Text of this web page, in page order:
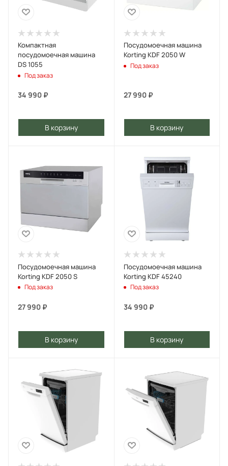
Компактная
посудомоечная машина
DS 1055
Под заказ
34 990 ₽
В корзину
Посудомоечная машина
Korting KDF 2050 W
Под заказ
27 990₽
В корзину
Посудомоечная машина
Korting KDF 2050 S
Под заказ
27 990 ₽
В корзину
Посудомоечная машина
Korting KDF 45240
Под заказ
34 990₽
В корзину